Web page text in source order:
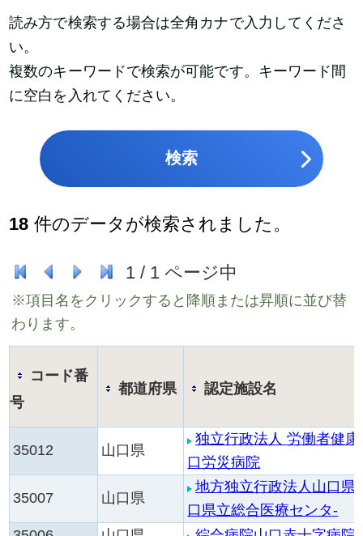
読み方で検索する場合は全角カナで入力してくださ
い。
複数のキーワードで検索が可能です。キーワード間
に空白を入れてください。
検索
18 件のデータが検索されました。
1 / 1 ページ中
※項目名をクリックすると降順または昇順に並び替
わります。
コード番
号
都道府県 認定施設名
35012 山口県
独立行政法人 労働者健
口労災病院
35007 山口県
地方独立行政法人山口県
口県立総合医療センタ-